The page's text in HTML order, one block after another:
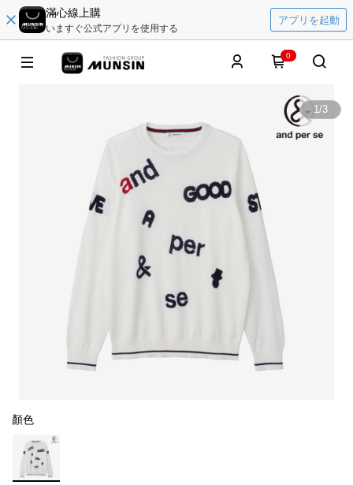
滿心線上購
いますぐ公式アプリを使用する
アプリを起動
0
1/3
顏色